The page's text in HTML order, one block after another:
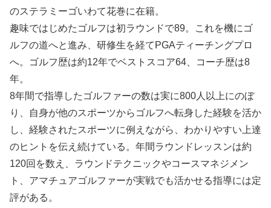
のステラミーゴいわて花巻に在籍。
趣味ではじめたゴルフは初ラウンドで89。これを機にゴ
ルフの道へと進み、研修生を経てPGAティーチングプロ
へ。ゴルフ歴は約12年でベストスコア64、コーチ歴は8
年。
8年間で指導したゴルファーの数は実に800人以上にのぼ
り、自身が他のスポーツからゴルフへ転身した経験を活か
し、経験されたスポーツに例えながら、わかりやすい上達
のヒントを伝え続けている。年間ラウンドレッスンは約
120回を数え、ラウンドテクニックやコースマネジメン
ト、アマチュアゴルファーが実戦でも活かせる指導には定
評がある。